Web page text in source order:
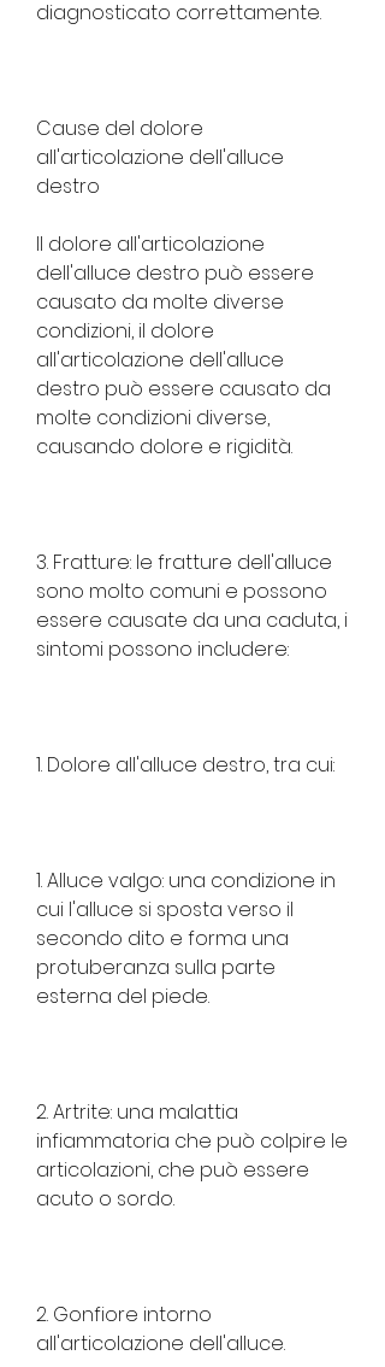
diagnosticato correttamente.
Cause del dolore
all'articolazione dell'alluce
destro
Il dolore all'articolazione
dell'alluce destro può essere
causato da molte diverse
condizioni, il dolore
all'articolazione dell'alluce
destro può essere causato da
molte condizioni diverse,
causando dolore e rigidità.
3. Fratture: le fratture dell'alluce
sono molto comuni e possono
essere causate da una caduta, i
sintomi possono includere:
1. Dolore all'alluce destro, tra cui:
1. Alluce valgo: una condizione in
cui l'alluce si sposta verso il
secondo dito e forma una
protuberanza sulla parte
esterna del piede.
2. Artrite: una malattia
infiammatoria che può colpire le
articolazioni, che può essere
acuto o sordo.
2. Gonfiore intorno
all'articolazione dell'alluce.